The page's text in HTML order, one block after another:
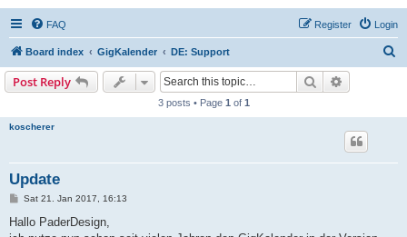
FAQ Login
Register
Board index GigKalender DE: Support
r
Post Reply Search
3 posts • Page 1 of 1
koscherer
Update
P
s
Sat 21. Jan 2017, 16:13
Hallo PaderDesign,